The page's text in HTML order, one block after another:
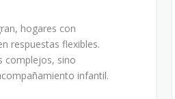
hogares con
respuestas flexibles.
complejos, sino
infantil.